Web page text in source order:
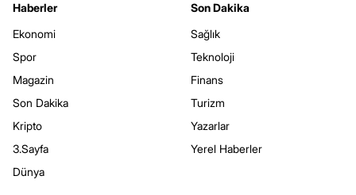
Haberler
Ekonomi
Spor
Magazin
Son Dakika
Kripto
3.Sayfa
Dünya
Son Dakika
Sağlık
Teknoloji
Finans
Turizm
Yazarlar
Yerel Haberler